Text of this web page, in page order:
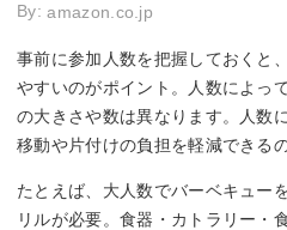
By:amazon.co.jp
事前に参加人数を把握しておくと
やすいのがポイント。人数によっ
の大きさや数は異なります。人数
移動や片付けの負担を軽減できる
たとえば、大人数でバーベキュー
リルが必要。食器・カトラリー・